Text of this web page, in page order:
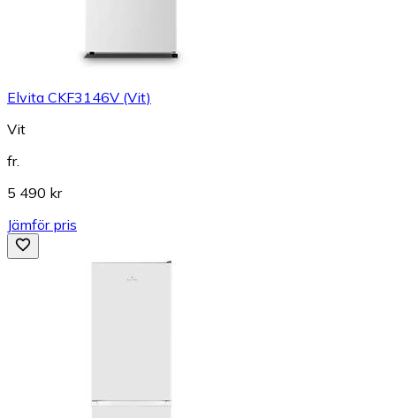
Elvita CKF3146V (Vit)
Vit
fr.
5 490 kr
Jämför pris